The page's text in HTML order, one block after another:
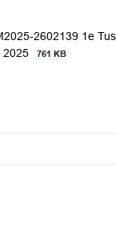
2602139 1e
2025
761 KB